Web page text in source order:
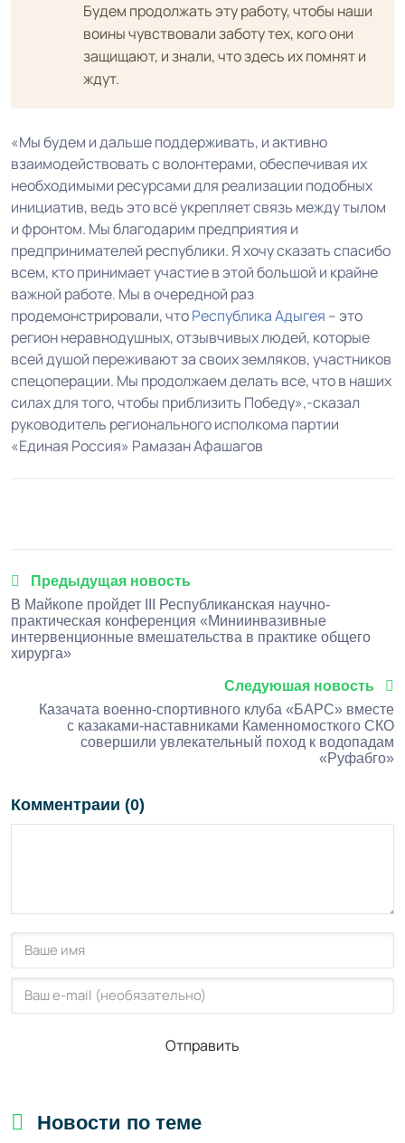
Будем продолжать эту работу, чтобы наши
воины чувствовали заботу тех, кого они
защищают, и знали, что здесь их помнят и
ждут.
«Мы будем и дальше поддерживать, и активно
взаимодействовать с волонтерами, обеспечивая их
необходимыми ресурсами для реализации подобных
инициатив, ведь это всё укрепляет связь между тылом
и фронтом. Мы благодарим предприятия и
предпринимателей республики. Я хочу сказать спасибо
всем, кто принимает участие в этой большой и крайне
важной работе. Мы в очередной раз
продемонстрировали, чтоРеспублика Адыгея – это
регион неравнодушных, отзывчивых людей, которые
всей душой переживают за своих земляков, участников
спецоперации. Мы продолжаем делать все, что в наших
силах для того, чтобы приблизить Победу»,-сказал
руководитель регионального исполкома партии
«Единая Россия» Рамазан Афашагов
Предыдущая новость
В Майкопе пройдет III Республиканская научно-
практическая конференция «Миниинвазивные
интервенционные вмешательства в практике общего
хирурга»
Следуюшая новость
Казачата военно-спортивного клуба «БАРС» вместе
с казаками-наставниками Каменномосткого СКО
совершили увлекательный поход к водопадам
«Руфабго»
Комментраии (0)
Отправить
Новости по теме